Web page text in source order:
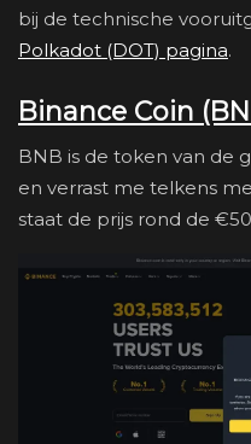
bij de technische
Polkadot (DOT) pagina.
Binance Coin
BNB is de token van de
en verrast me telkens
staat de prijs rond de